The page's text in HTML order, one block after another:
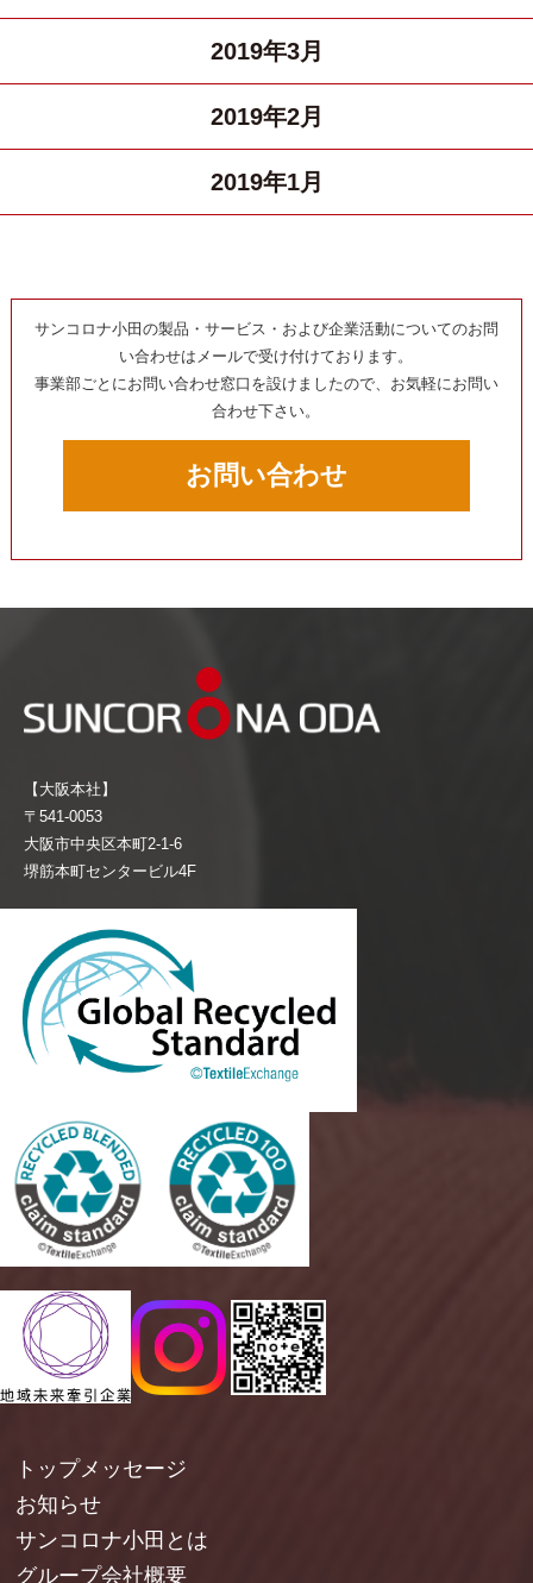
2019年3月
2019年2月
2019年1月
サンコロナ小田の製品・サービス・および企業活動についてのお問
い合わせはメールで受け付けております。
事業部ごとにお問い合わせ窓口を設けましたので、お気軽にお問い
合わせ下さい。
お問い合わせ
【大阪本社】
〒541-0053
大阪市中央区本町2-1-6
堺筋本町センタービル4F
トップメッセージ
お知らせ
サンコロナ小田とは
グループ会社概要